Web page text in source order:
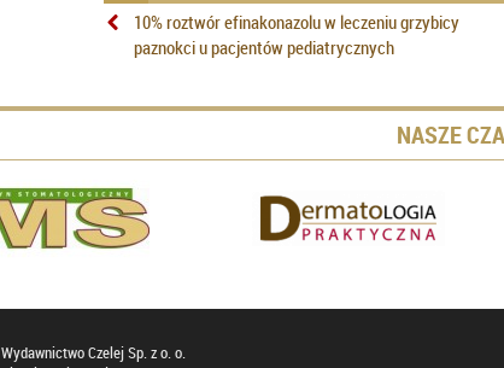
10% roztwór efinakonazolu w leczeniu grzybicy
paznokci u pacjentów pediatrycznych
NASZE
Wydawnictwo Czelej Sp. z o. o.